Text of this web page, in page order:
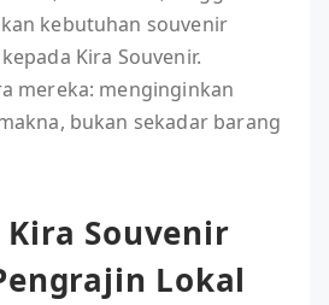
kebutuhan souvenir
Kira Souvenir.
mereka: menginginkan
bukan sekadar barang
Souvenir
Lokal